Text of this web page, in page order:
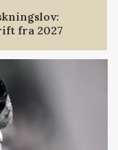
fra 2027